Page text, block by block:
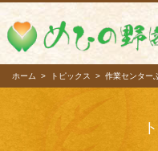
ホーム トピックス 作業センター